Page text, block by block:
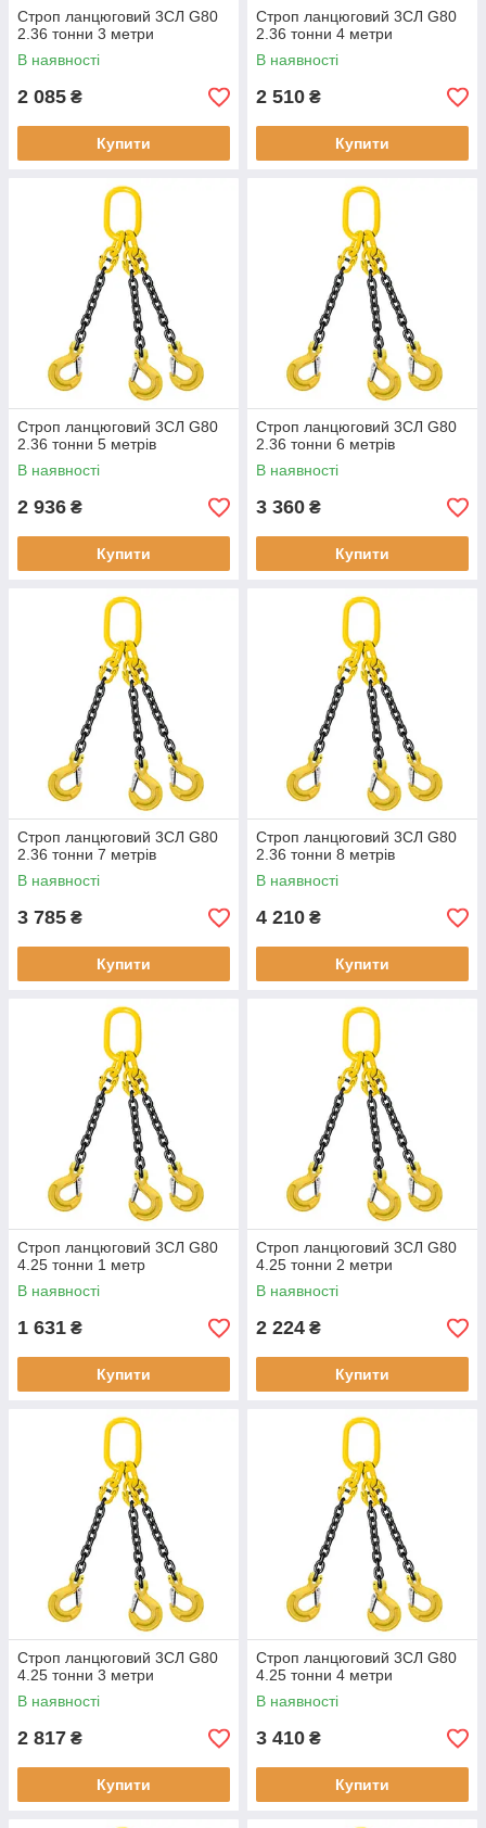
Строп ланцюговий 3СЛ G80
2.36 тонни 3 метри
В наявності
2 085 ₴
Купити
Строп ланцюговий 3СЛ G80
2.36 тонни 4 метри
В наявності
2 510 ₴
Купити
Строп ланцюговий 3СЛ G80
2.36 тонни 5 метрів
В наявності
2 936 ₴
Купити
Строп ланцюговий 3СЛ G80
2.36 тонни 6 метрів
В наявності
3 360 ₴
Купити
Строп ланцюговий 3СЛ G80
2.36 тонни 7 метрів
В наявності
3 785 ₴
Купити
Строп ланцюговий 3СЛ G80
2.36 тонни 8 метрів
В наявності
4 210 ₴
Купити
Строп ланцюговий 3СЛ G80
4.25 тонни 1 метр
В наявності
1 631 ₴
Купити
Строп ланцюговий 3СЛ G80
4.25 тонни 2 метри
В наявності
2 224 ₴
Купити
Строп ланцюговий 3СЛ G80
4.25 тонни 3 метри
В наявності
2 817 ₴
Купити
Строп ланцюговий 3СЛ G80
4.25 тонни 4 метри
В наявності
3 410 ₴
Купити